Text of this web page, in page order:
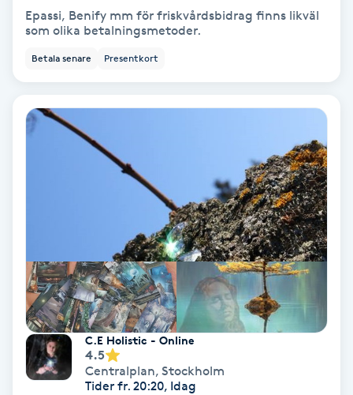
Medium
Megavolymfransar
Mixfransar
Nagelförlängning
Nagelförlängning akryl
Epassi, Benify mm för friskvårdsbidrag finns likväl
som olika betalningsmetoder.
Betala senare Presentkort
C.E Holistic - Online
4.5
Centralplan, Stockholm
Tider fr. 20:20, Idag